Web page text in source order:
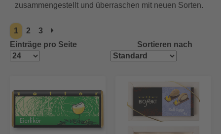
zusammengestellt und überraschen mit neuen Sorten.
1 2
3
Einträge pro Seite
Sortieren nach